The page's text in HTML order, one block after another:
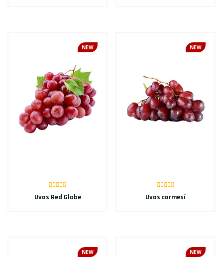
NEW
Uvas Red Globe
NEW
Uvas carmesí
NEW NEW